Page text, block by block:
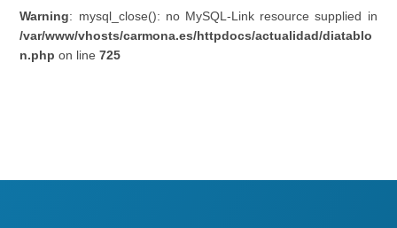
Warning: mysql_close(): no MySQL-Link resource supplied in
/var/www/vhosts/carmona.es/httpdocs/actualidad/diatablo
n.php on line725